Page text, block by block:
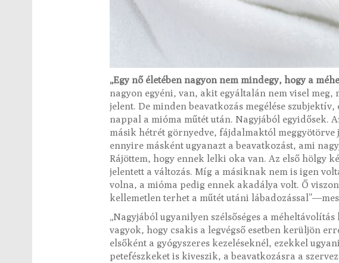
„Egy nő életében nagyon nem mindegy, hogy a
nagyon egyéni, van, akit egyáltalán nem visel
jelent. De minden beavatkozás megélése
nappal a mióma műtét után. Nagyjából egyidősek.
másik hétrét görnyedve, fájdalmaktól
ennyire másként ugyanazt a beavatkozást, ami
Rájöttem, hogy ennek lelki oka van. Az első hölgy
jelentett a változás. Míg a másiknak nem is igen
volna, a mióma pedig ennek akadálya volt. Ő
kellemetlen terhet a műtét utáni
„Nagyjából ugyanilyen szélsőséges a
vagyok, hogy csakis a legvégső esetben kerüljön
elsőként a gyógyszeres kezeléseknél, ezekkel
petefészkeket is kiveszik, a beavatkozásra a